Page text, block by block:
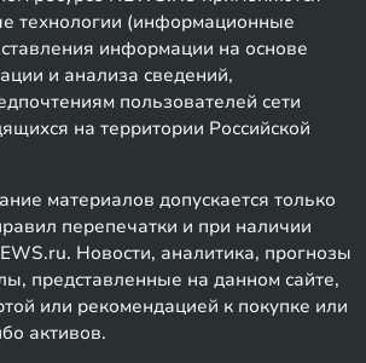
технологии (информационные
информации на основе
и анализа сведений,
пользователей сети
на территории Российской
материалов допускается только
перепечатки и при наличии
Новости, аналитика, прогнозы
представленные на данном сайте,
или рекомендацией к покупке или
активов.